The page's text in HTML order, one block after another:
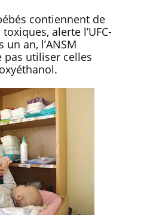
contiennent de
alerte l’UFC-
an, l’ANSM
pas utiliser celles